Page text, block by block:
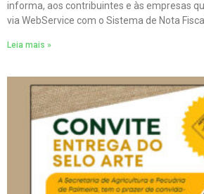
informa, aos contribuintes e às empresas
via WebService com o Sistema de Nota
Leia mais »